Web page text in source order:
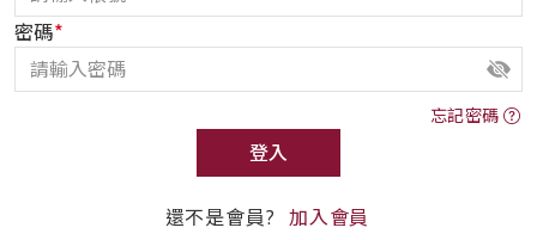
密碼*
忘記密碼
登入
還不是會員? 加入會員